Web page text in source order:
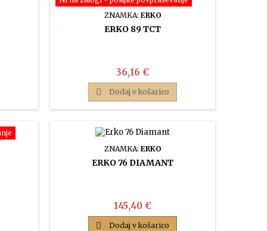
ZNAMKA: ERKO
ERKO 89 TCT
Cena
36,16 €
 Dodaj v košarico
ZNAMKA: ERKO
ERKO 76 DIAMANT
Cena
145,40 €
 Dodaj v košarico